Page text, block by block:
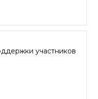
участников